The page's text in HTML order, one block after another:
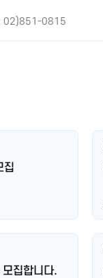
: 02)851-0815
집
집합니다.